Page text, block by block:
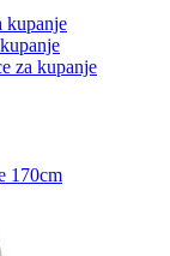
kupanje
za kupanje
170cm